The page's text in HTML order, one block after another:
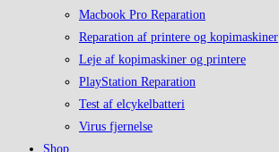
Macbook Pro Reparation
Reparation af printere og kopimaskiner
Leje af kopimaskiner og printere
PlayStation Reparation
Test af elcykelbatteri
Virus fjernelse
Shop